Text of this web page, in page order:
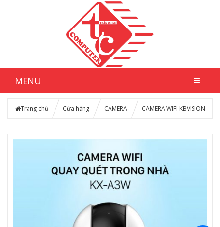
MENU
Trang chủ Cửa hàng CAMERA CAMERA WIFI KBVISION